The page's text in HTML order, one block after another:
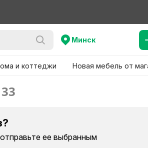
Минск
и коттеджи Новая мебель от
33
ее выбранным